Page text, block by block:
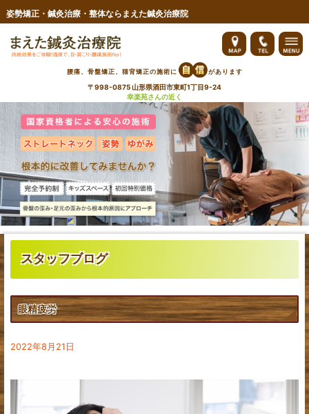
姿勢矯正・鍼灸治療・整体ならまえた鍼灸治療院
腰痛、骨盤矯正、猫背矯正の施術に があります
〒998-0875 山形県酒田市東町1丁目9-24
幸楽苑さんの近く
スタッフブログ
眼精疲労
2022年8月21日
ご予約・お問い合わせ
ブログ
スタッフ紹介・求人
お客さまの声
よくあるご質問
膝痛
腰痛
姿勢・歪み